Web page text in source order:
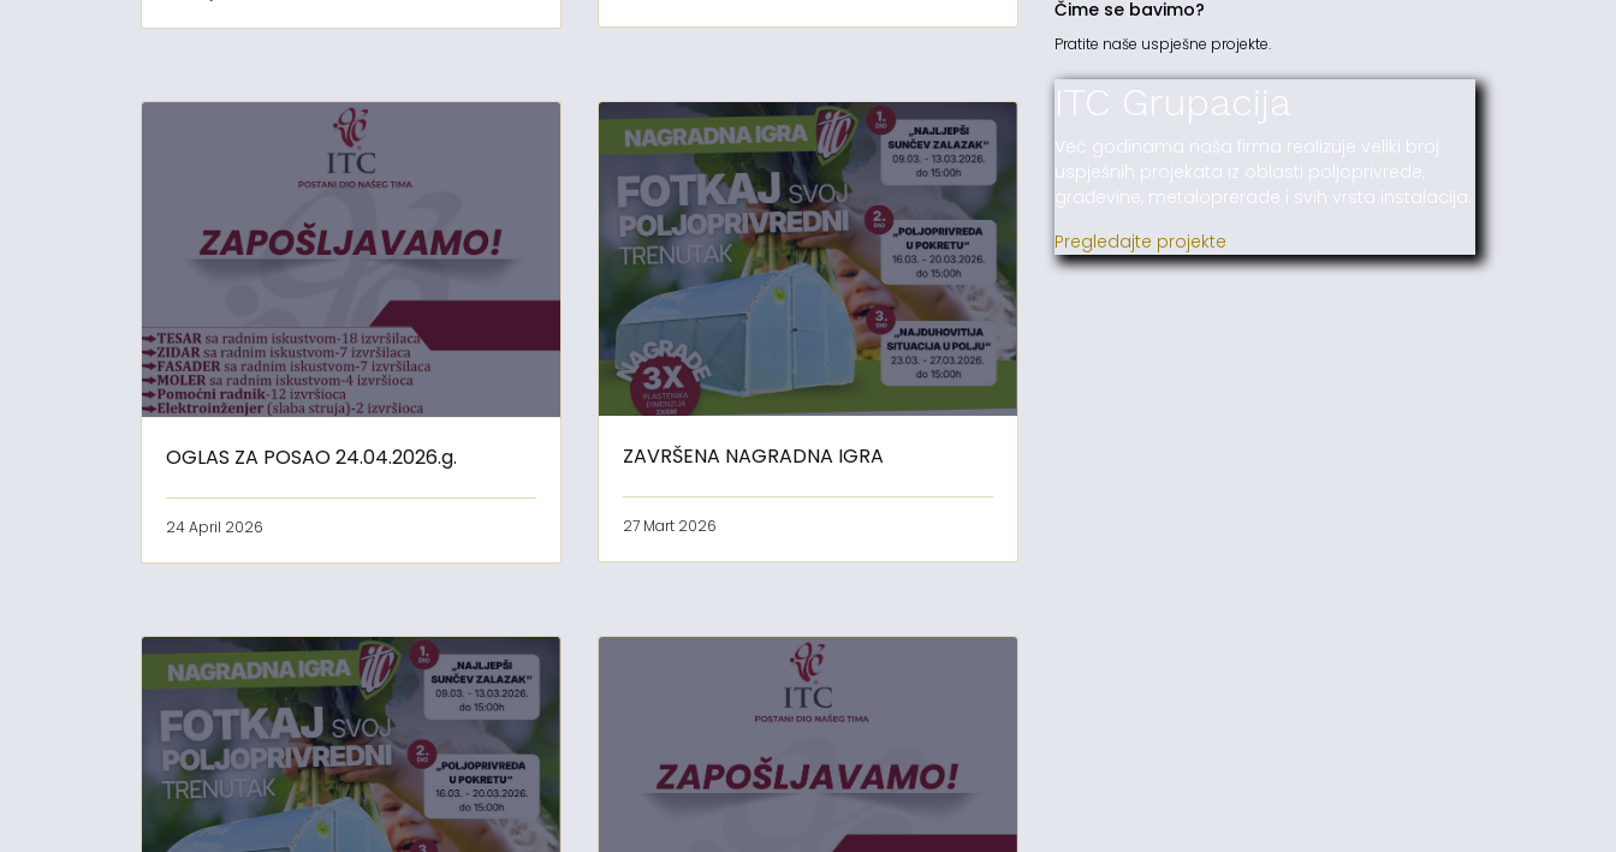
OGLAS ZA POSAO 24.04.2026.g.
24 April 2026
ZAVRŠENA NAGRADNA IGRA
27 Mart 2026
Čime se bavimo?
Pratite naše uspješne projekte.
ITC Grupacija
Već godinama naša firma realizuje veliki broj
uspješnih projekata iz oblasti poljoprivrede,
građevine, metaloprerade i svih vrsta instalacija.
Pregledajte projekte